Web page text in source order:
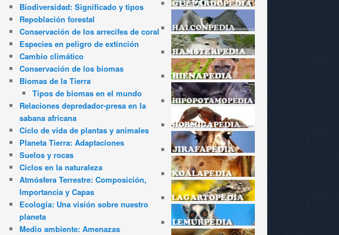
Biodiversidad: Significado y tipos
Repoblación forestal
Conservación de los arrecifes de coral
Especies en peligro de extinción
Cambio climático
Conservación de los biomas
Biomas de la Tierra
Tipos de biomas en el mundo
Relaciones depredador-presa en la
sabana africana
Ciclo de vida de plantas y animales
Planeta Tierra: Adaptaciones
Suelos y rocas
Ciclos en la naturaleza
Atmósfera Terrestre: Composición,
Importancia y Capas
Ecología: Una visión sobre nuestro
planeta
Medio ambiente: Amenazas